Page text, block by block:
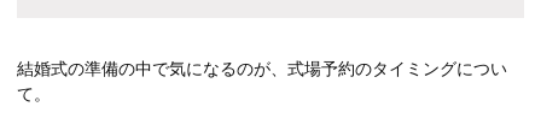
結婚式の準備の中で気になるのが、式場予約のタイミングについ
て。